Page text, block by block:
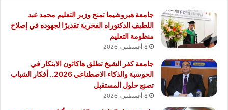
جامعة هيروشيما تمنح وزير التعليم محمد عبد
اللطيف الدكتوراه الفخرية تقديرًا لجهوده في إصلاح
منظومة التعليم
8 أغسطس، 2026
جامعة كفر الشيخ تطلق هاكاثون الابتكار في
الحوسبة والذكاء الاصطناعي 2026.. أفكار الشباب
تصنع حلول المستقبل
8 أغسطس، 2026